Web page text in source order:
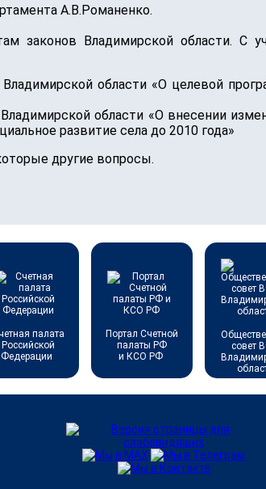
А.В.Романенко.
законов Владимирской области. С
области «О целевой
области «О внесении
развитие села до 2010 года»
другие вопросы.
палата
Российской
Федерации
Портал Счетной
палаты РФ
и КСО РФ
совет